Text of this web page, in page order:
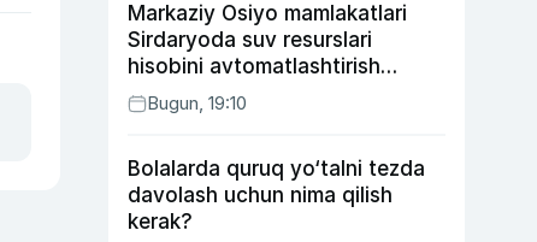
Markaziy Osiyo mamlakatlari
Sirdaryoda suv resurslari
hisobini avtomatlashtirish
rejasini ishlab chiqishni
ma’qulladi
Bugun, 19:10
Bolalarda quruq yo‘talni tezda
davolash uchun nima qilish
kerak?